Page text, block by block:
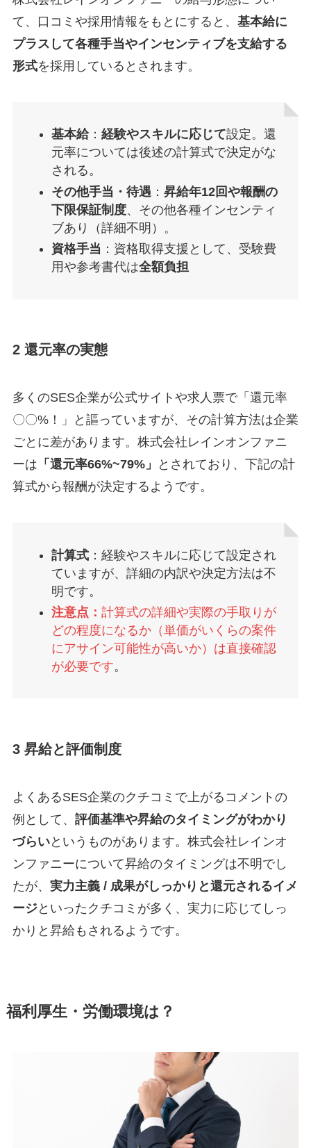
て、口コミや採用情報をもとにすると、 基本給に
プラスして各種手当やインセンティブを支給する
形式を採用しているとされます。
基本給： 経験やスキルに応じて設定。還
元率については後述の計算式で決定がな
される。
その他手当・待遇 ： 昇給年12回や報酬の
下限保証制度、その他各種インセンティ
ブあり（詳細不明）。
資格手当 ：資格取得支援として、受験費
用や参考書代は全額負担
2 還元率の実態
多くのSES企業が公式サイトや求人票で「還元率
〇〇%！」と謳っていますが、その計算方法は企業
ごとに差があります。株式会社レインオンファニ
ーは 「還元率66%~79%」
とされており、下記の計
算式から報酬が決定するようです。
計算式：経験やスキルに応じて設定され
ていますが、詳細の内訳や決定方法は不
明です。
注意点： 計算式の詳細や実際の手取りが
どの程度になるか（単価がいくらの案件
にアサイン可能性が高いか）は直接確認
が必要です。
3 昇給と評価制度
よくあるSES企業のクチコミで上がるコメントの
例として、 評価基準や昇給のタイミングがわかり
づらいというものがあります。株式会社レインオ
ンファニーについて昇給のタイミングは不明でし
たが、 実力主義 / 成果がしっかりと還元されるイメ
ージといったクチコミが多く、実力に応じてしっ
かりと昇給もされるようです。
福利厚生・労働環境は？